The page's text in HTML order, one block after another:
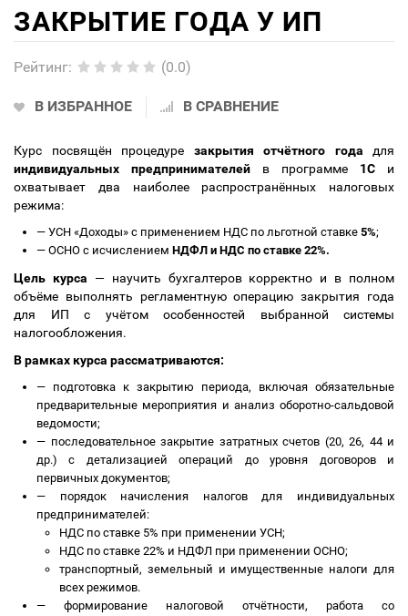
ЗАКРЫТИЕ ГОДА У ИП
Рейтинг: (0.0)
В ИЗБРАННОЕ В СРАВНЕНИЕ
Курс посвящён процедуре закрытия отчётного года для
индивидуальных предпринимателей в программе 1С и
охватывает два наиболее распространённых налоговых
режима:
— УСН «Доходы» с применением НДС по льготной ставке 5%;
— ОСНО с исчислением НДФЛ и НДС по ставке 22%.
Цель курса — научить бухгалтеров корректно и в полном
объёме выполнять регламентную операцию закрытия года
для ИП с учётом особенностей выбранной системы
налогообложения.
В рамках курса рассматриваются:
— подготовка к закрытию периода, включая обязательные
предварительные мероприятия и анализ оборотно-сальдовой
ведомости;
— последовательное закрытие затратных счетов (20, 26, 44 и
др.) с детализацией операций до уровня договоров и
первичных документов;
— порядок начисления налогов для индивидуальных
предпринимателей:
НДС по ставке 5% при применении УСН;
НДС по ставке 22% и НДФЛ при применении ОСНО;
транспортный, земельный и имущественные налоги для
всех режимов.
— формирование налоговой отчётности, работа со